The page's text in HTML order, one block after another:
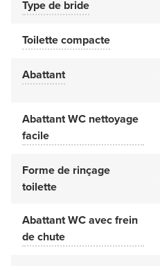
Type de bride
Toilette compacte
Abattant
Abattant WC nettoyage
facile
Forme de rinçage
toilette
Abattant WC avec frein
de chute